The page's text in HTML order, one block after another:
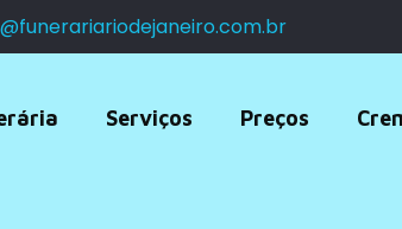
Serviços Preços